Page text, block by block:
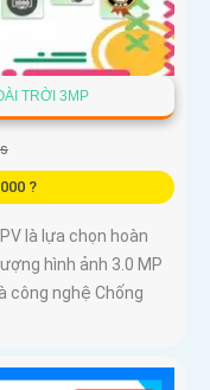
TRỜI 3MP
?
là lựa chọn hoàn
hình ảnh 3.0 MP
công nghệ Chống